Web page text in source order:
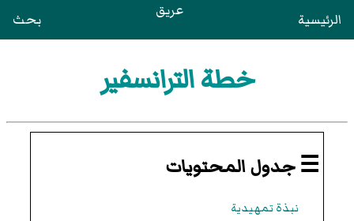
الرئيسية عريق بحث
خطة الترانسفير
☰ جدول المحتويات
نبذة تمهيدية